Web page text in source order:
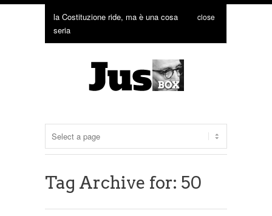
la Costituzione ride, ma è una cosa
seria
close
Tag Archive for: 50